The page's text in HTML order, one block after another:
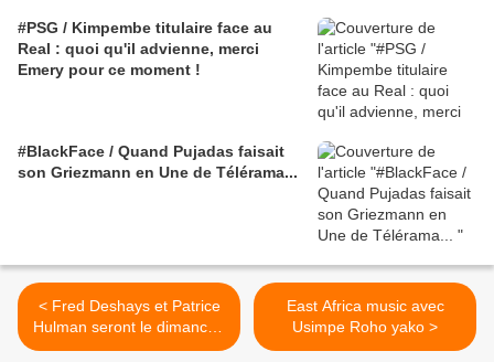
#PSG / Kimpembe titulaire face au
Real : quoi qu'il advienne, merci
Emery pour ce moment !
#BlackFace / Quand Pujadas faisait
son Griezmann en Une de Télérama...
< Fred Deshays et Patrice
Hulman seront le dimanche
29 janvier au New Morning
East Africa music avec
Usimpe Roho yako >